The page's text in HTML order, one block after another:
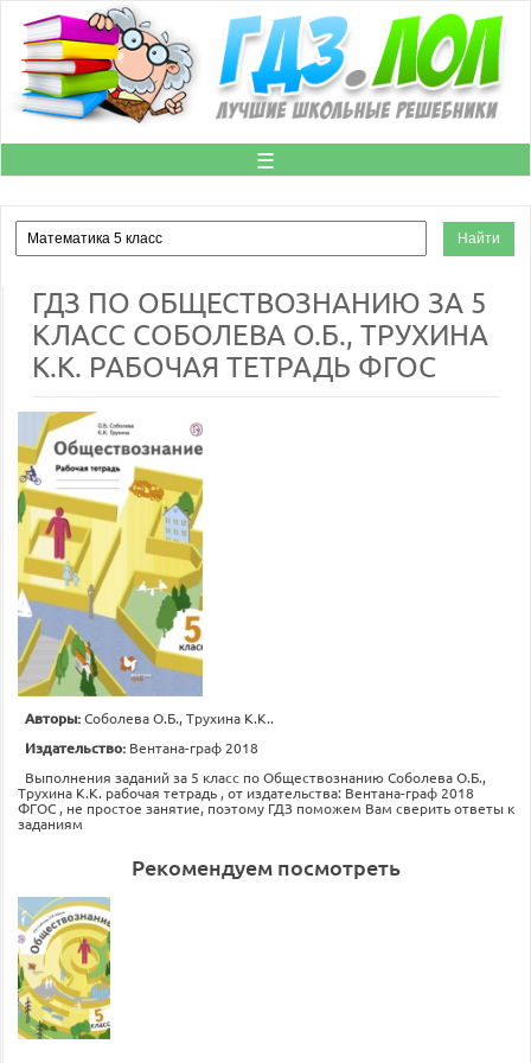
☰
ГДЗ ПО ОБЩЕСТВОЗНАНИЮ ЗА 5
КЛАСС СОБОЛЕВА О.Б., ТРУХИНА
К.К. РАБОЧАЯ ТЕТРАДЬ ФГОС
Авторы:Соболева О.Б., Трухина К.К..
Издательство: Вентана-граф 2018
Выполнения заданий за 5 класс по Обществознанию Соболева О.Б.,
Трухина К.К. рабочая тетрадь , от издательства: Вентана-граф 2018
ФГОС , не простое занятие, поэтому ГДЗ поможем Вам сверить ответы к
заданиям
Рекомендуем посмотреть